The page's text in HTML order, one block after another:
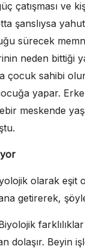
çatışması ve
şanslıysa
sürecek
neden bittiği
sahibi
yapar.
meskende
olarak eşit
getirerek,
Beyin